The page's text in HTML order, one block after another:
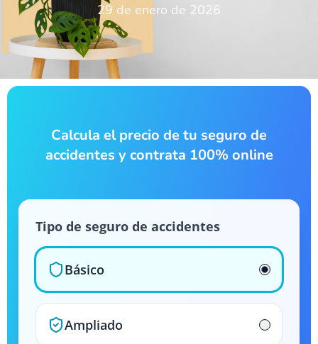
29 de enero de 2026
Calcula el precio de tu seguro de
accidentes y contrata 100% online
Tipo de seguro de accidentes
Básico
Ampliado